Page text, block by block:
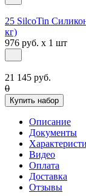
25 SilcoTin
кг)
976 руб. x 1 шт
21 145 руб.
0
Купить набор
Описание
Документы
Видео
Оплата
Доставка
Отзывы